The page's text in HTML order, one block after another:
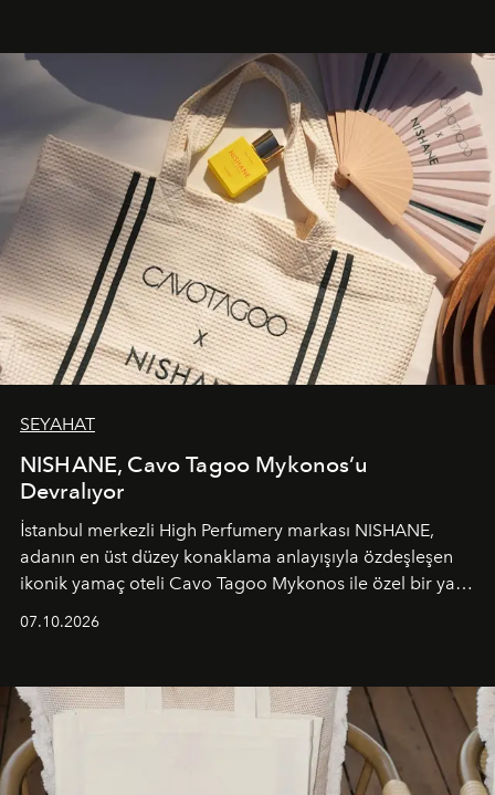
SEYAHAT
NISHANE, Cavo Tagoo Mykonos’u
Devralıyor
İstanbul merkezli High Perfumery markası NISHANE,
adanın en üst düzey konaklama anlayışıyla özdeşleşen
ikonik yamaç oteli Cavo Tagoo Mykonos ile özel bir yaz
buluşturarak markanın Cavo Tagoo’daki varlığını
sürükleyici ve mevsime özel bir deneyime dönüştürüyor.
07.10.2026